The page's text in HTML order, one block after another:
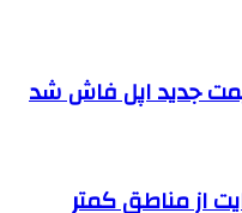
جدید اپل فاش شد
از مناطق کمتر